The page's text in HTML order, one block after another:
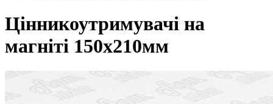
Цінникоутримувачі на
магніті 150x210мм